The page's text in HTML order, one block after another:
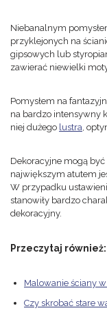
Niebanalnym
przyklejonych na
gipsowych lub
zawierać niewielki
Pomysłem na
na bardzo intensywny
niej dużego lustra,
Dekoracyjne mogą
największym atutem
W przypadku
stanowiły bardzo
dekoracyjny.
Przeczytaj również:
Malowanie ściany
Czy skrobać stare